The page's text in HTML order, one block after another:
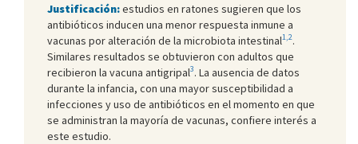
Justificación:estudios en ratones sugieren que los
antibióticos inducen una menor respuesta inmune a
vacunas por alteración de la microbiota intestinal1,2.
Similares resultados se obtuvieron con adultos que
recibieron la vacuna antigripal3. La ausencia de datos
durante la infancia, con una mayor susceptibilidad a
infecciones y uso de antibióticos en el momento en que
se administran la mayoría de vacunas, confiere interés a
este estudio.